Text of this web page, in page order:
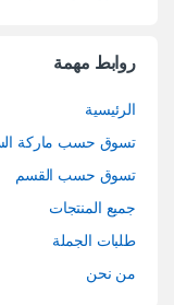
روابط مهمة
الرئيسية
تسوق حسب ماركة
تسوق حسب القسم
جميع المنتجات
طلبات الجملة
من نحن